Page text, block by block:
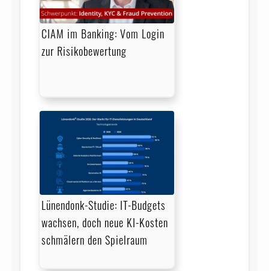
CIAM im Banking: Vom Login
zur Risikobewertung
Lünendonk-Studie: IT-Budgets
wachsen, doch neue KI-Kosten
schmälern den Spielraum